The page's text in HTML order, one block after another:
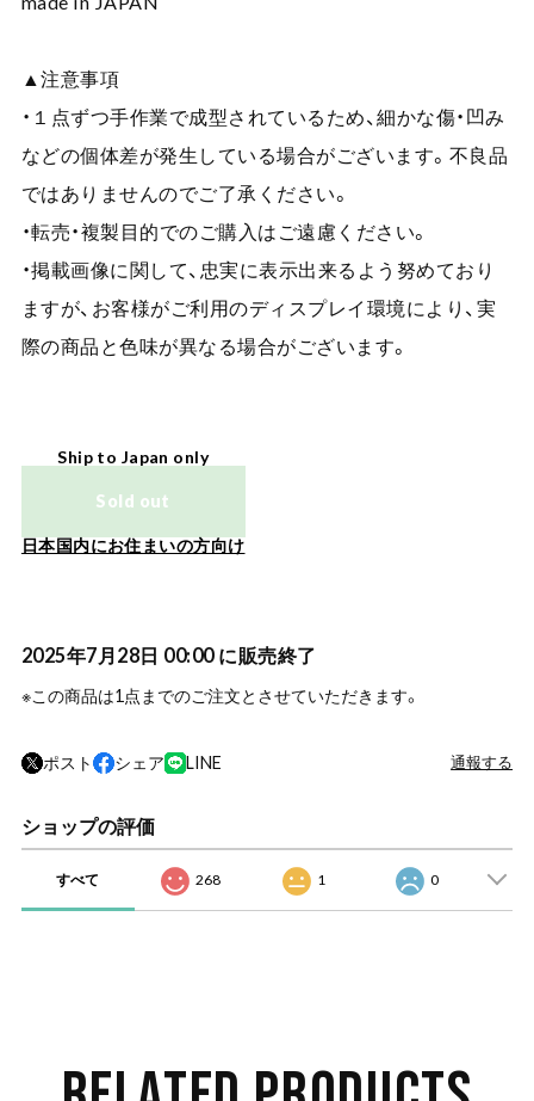
▲注意事項
・１点ずつ手作業で成型されているため、細かな傷・凹み
などの個体差が発生している場合がございます。不良品
ではありませんのでご了承ください。
・転売・複製目的でのご購入はご遠慮ください。
・掲載画像に関して、忠実に表示出来るよう努めており
ますが、お客様がご利用のディスプレイ環境により、実
際の商品と色味が異なる場合がございます。
Ship to Japan only
Sold out
日本国内にお住まいの方向け
2025年7月28日 00:00 に販売終了
※この商品は1点までのご注文とさせていただきます。
ポスト シェア LINE 通報する
ショップの評価
すべて 268 1 0